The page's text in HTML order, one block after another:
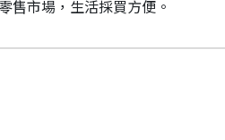
售市場，生活採買方便。